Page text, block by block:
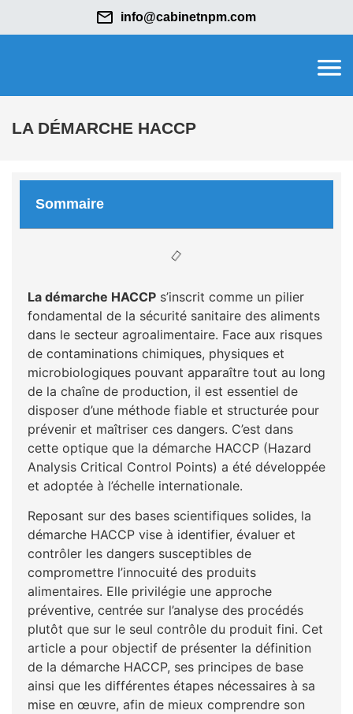
info@cabinetnpm.com
LA DÉMARCHE HACCP
Sommaire
La démarche HACCP s’inscrit comme un pilier
fondamental de la sécurité sanitaire des aliments
dans le secteur agroalimentaire. Face aux risques
de contaminations chimiques, physiques et
microbiologiques pouvant apparaître tout au long
de la chaîne de production, il est essentiel de
disposer d’une méthode fiable et structurée pour
prévenir et maîtriser ces dangers. C’est dans
cette optique que la démarche HACCP (Hazard
Analysis Critical Control Points) a été développée
et adoptée à l’échelle internationale.
Reposant sur des bases scientifiques solides, la
démarche HACCP vise à identifier, évaluer et
contrôler les dangers susceptibles de
compromettre l’innocuité des produits
alimentaires. Elle privilégie une approche
préventive, centrée sur l’analyse des procédés
plutôt que sur le seul contrôle du produit fini. Cet
article a pour objectif de présenter la définition
de la démarche HACCP, ses principes de base
ainsi que les différentes étapes nécessaires à sa
mise en œuvre, afin de mieux comprendre son